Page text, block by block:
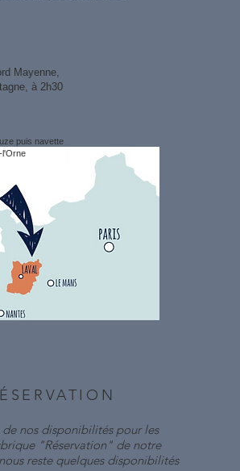
Mayenne,
à 2h30
puis navette
l'Orne
nos disponibilités pour les
"Réservation" de notre
reste quelques disponibilités